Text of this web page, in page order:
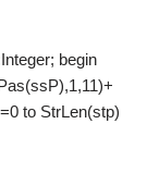
begin
to StrLen(stp)